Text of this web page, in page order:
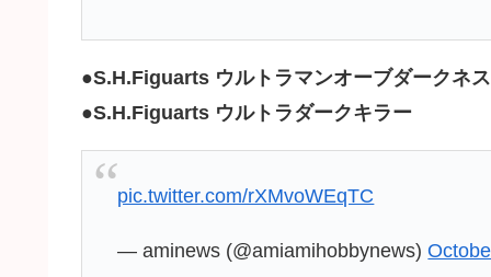
●S.H.Figuarts ウルトラマンオーブダークネス
●S.H.Figuarts ウルトラダークキラー
pic.twitter.com/rXMvoWEqTC
— aminews (@amiamihobbynews)